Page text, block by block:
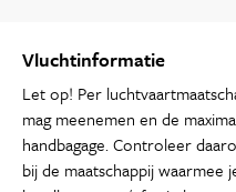
Vluchtinformatie
Let op! Per
mag meenemen en de
handbagage. Controleer
bij de maatschappij waarmee